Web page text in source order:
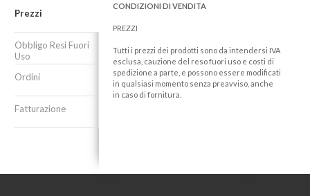
Prezzi
Obbligo Resi Fuori
Uso
Ordini
Fatturazione
CONDIZIONI DI VENDITA
PREZZI
Tutti i prezzi dei prodotti sono da intendersi IVA
esclusa, cauzione del reso fuori uso e costi di
spedizione a parte, e possono essere modificati
in qualsiasi momento senza preavviso, anche
in caso di fornitura.